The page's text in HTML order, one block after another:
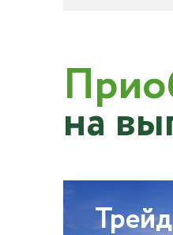
на